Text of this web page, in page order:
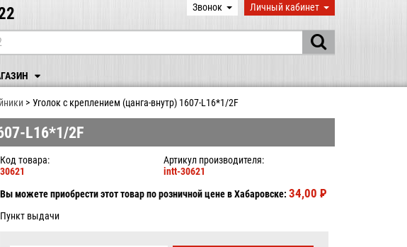
Звонок Личный кабинет
Уголок с креплением (цанга-внутр) 1607-L16*1/2F
L16*1/2F
Код товара:
30621
Артикул производителя:
intt-30621
Вы можете приобрести этот товар по розничной цене в Хабаровске:34,00PУБ.
Пункт выдачи